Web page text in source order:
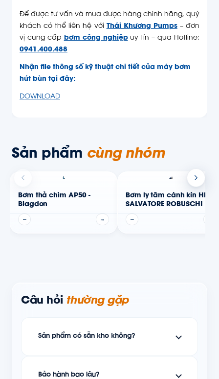
Để được tư vấn và mua được hàng chính hãng, quý
khách có thể liên hệ với Thái Khương Pumps– đơn
vị cung cấp bơm công nghiệpuy tín – qua Hotline:
0941.400.488
Nhận file thông số kỹ thuật chi tiết của máy bơm
hút bùn tại đây:
DOWNLOAD
Sản phẩm cùng nhóm
Bơm thả chìm AP50 -
Blagdon
— →
Bơm ly tâm cánh kín HD -
SALVATORE ROBUSCHI
—
Câu hỏi thường gặp
Sản phẩm có sẵn kho không?
Bảo hành bao lâu?